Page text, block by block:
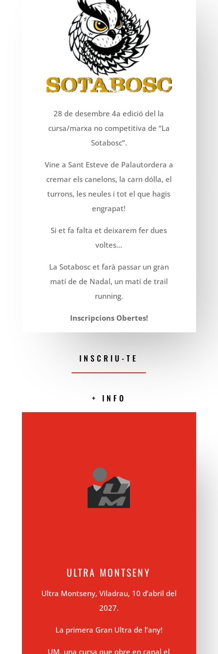
28 de desembre 4a edició del la
cursa/marxa no competitiva de “La
Sotabosc”.
Vine a Sant Esteve de Palautordera a
cremar els canelons, la carn dólla, el
turrons, les neules i tot el que hagis
engrapat!
Si et fa falta et deixarem fer dues
voltes…
La Sotabosc et farà passar un gran
matí de de Nadal, un matí de trail
running.
Inscripcions Obertes!
INSCRIU-TE
+ INFO
ULTRA MONTSENY
Ultra Montseny, Viladrau, 10 d’abril del
2027.
La primera Gran Ultra de l’any!
UM, una cursa que obre en canal el